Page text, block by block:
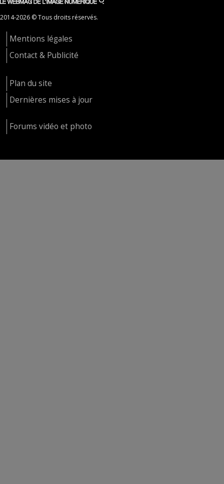
2014-2026 © Tous droits réservés.
Mentions légales
Contact & Publicité
Plan du site
Dernières mises à jour
Forums vidéo et photo